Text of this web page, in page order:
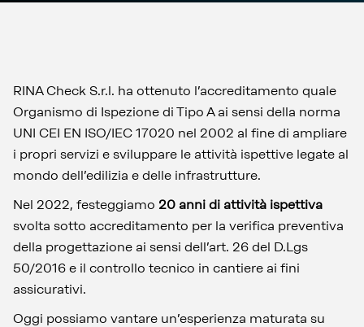
RINA Check S.r.l. ha ottenuto l’accreditamento quale
Organismo di Ispezione di Tipo A ai sensi della norma
UNI CEI EN ISO/IEC 17020 nel 2002 al fine di ampliare
i propri servizi e sviluppare le attività ispettive legate al
mondo dell’edilizia e delle infrastrutture.
Nel 2022, festeggiamo 20 anni di attività ispettiva
svolta sotto accreditamento per la verifica preventiva
della progettazione ai sensi dell’art. 26 del D.Lgs
50/2016 e il controllo tecnico in cantiere ai fini
assicurativi.
Oggi possiamo vantare un’esperienza maturata su